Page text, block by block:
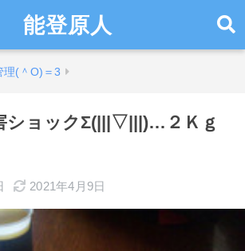
能登原人
理(＾O)＝3
ショックΣ(|||▽|||)…２Ｋｇ
2021年4月9日